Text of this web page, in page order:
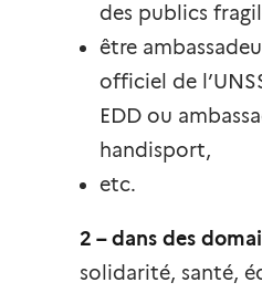
des publics
être
officiel de
EDD ou
handisport,
etc.
2 – dans des
solidarité, santé,